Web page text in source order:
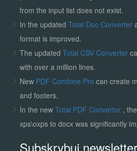
from the input list does not exist.
In the updated Total Doc Converter
format is improved.
The updated Total CSV Converter
with over a million lines.
New PDF Combine Pro can create
and footers.
In the new Total PDF Converter ,
xps\oxps to docx was significantly
Subskrybuj newsletter